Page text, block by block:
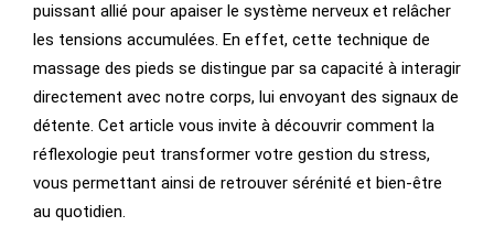
puissant allié pour apaiser le système nerveux et relâcher
les tensions accumulées. En effet, cette technique de
massage des pieds se distingue par sa capacité à interagir
directement avec notre corps, lui envoyant des signaux de
détente. Cet article vous invite à découvrir comment la
réflexologie peut transformer votre gestion du stress,
vous permettant ainsi de retrouver sérénité et bien-être
au quotidien.